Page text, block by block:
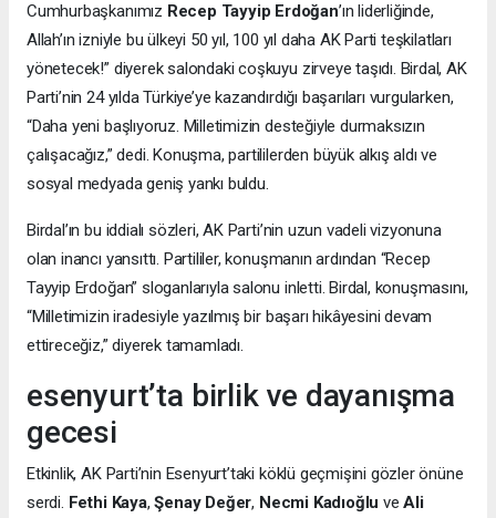
Cumhurbaşkanımız Recep Tayyip Erdoğan’ın liderliğinde,
Allah’ın izniyle bu ülkeyi 50 yıl, 100 yıl daha AK Parti teşkilatları
yönetecek!” diyerek salondaki coşkuyu zirveye taşıdı. Birdal, AK
Parti’nin 24 yılda Türkiye’ye kazandırdığı başarıları vurgularken,
“Daha yeni başlıyoruz. Milletimizin desteğiyle durmaksızın
çalışacağız,” dedi. Konuşma, partililerden büyük alkış aldı ve
sosyal medyada geniş yankı buldu.
Birdal’ın bu iddialı sözleri, AK Parti’nin uzun vadeli vizyonuna
olan inancı yansıttı. Partililer, konuşmanın ardından “Recep
Tayyip Erdoğan” sloganlarıyla salonu inletti. Birdal, konuşmasını,
“Milletimizin iradesiyle yazılmış bir başarı hikâyesini devam
ettireceğiz,” diyerek tamamladı.
esenyurt’ta birlik ve dayanışma
gecesi
Etkinlik, AK Parti’nin Esenyurt’taki köklü geçmişini gözler önüne
serdi. Fethi Kaya,Şenay Değer, Necmi Kadıoğlu veAli